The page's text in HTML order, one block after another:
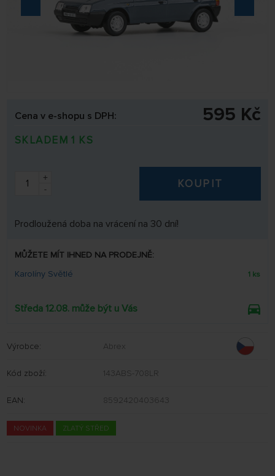
Cena v e-shopu s DPH: 595 Kč
SKLADEM 1 KS
+
-
KOUPIT
Prodloužená doba na vrácení na 30 dní!
MŮŽETE MÍT IHNED NA PRODEJNĚ:
Karolíny Světlé
1 ks
Středa 12.08. může být u Vás
Výrobce: Abrex
Kód zboží: 143ABS-708LR
EAN: 8592420403643
NOVINKA ZLATÝ STŘED